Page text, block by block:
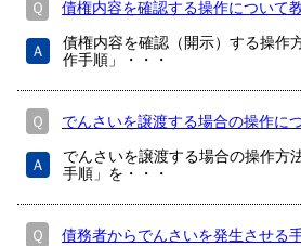
Ｑ 債権内容を確認する操作について
Ａ
債権内容を確認（開示）する操作
作手順」・・・
Ｑ でんさいを譲渡する場合の操作に
Ａ
でんさいを譲渡する場合の操作方
手順」を・・・
Ｑ 債務者からでんさいを発生させる